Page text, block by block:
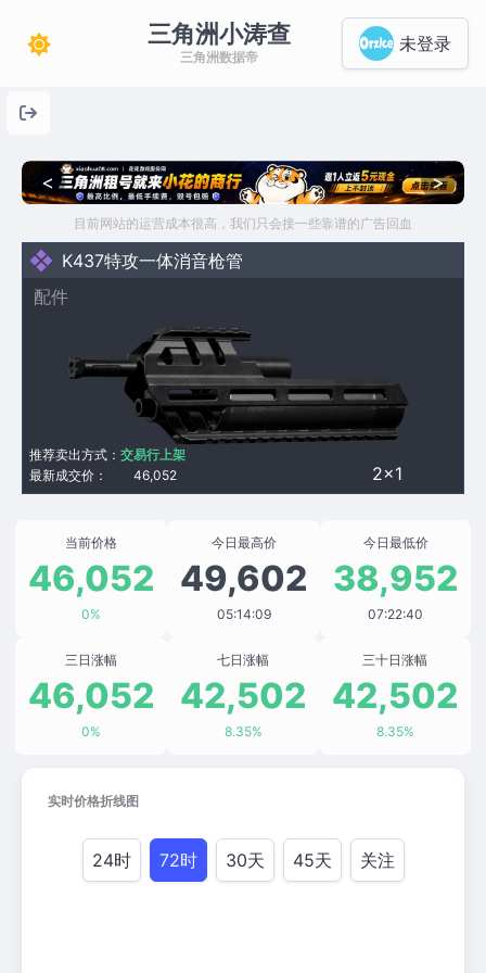
三角洲小涛查
三角洲数据帝
未登录
< >
目前网站的运营成本很高，我们只会接一些靠谱的广告回血
K437特攻一体消音枪管
配件
2×1
最新成交价： 46,052
推荐卖出方式： 交易行上架
当前价格
46,052
0%
今日最高价
49,602
05:14:09
今日最低价
38,952
07:22:40
三日涨幅
46,052
0%
七日涨幅
42,502
8.35%
三十日涨幅
42,502
8.35%
实时价格折线图
24时 72时 30天 45天 关注